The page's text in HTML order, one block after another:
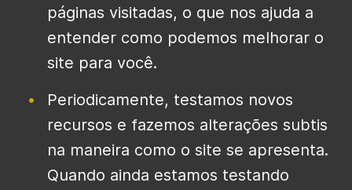
páginas visitadas, o que nos ajuda a
entender como podemos melhorar o
site para você.
Periodicamente, testamos novos
recursos e fazemos alterações subtis
na maneira como o site se apresenta.
Quando ainda estamos testando